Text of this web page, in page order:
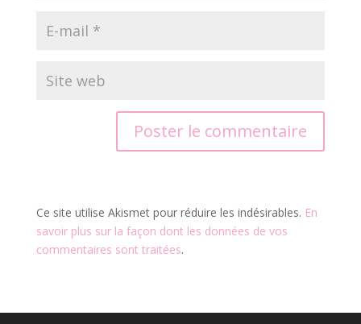
Ce site utilise Akismet pour réduire les indésirables. En
savoir plus sur la façon dont les données de vos
commentaires sont traitées.